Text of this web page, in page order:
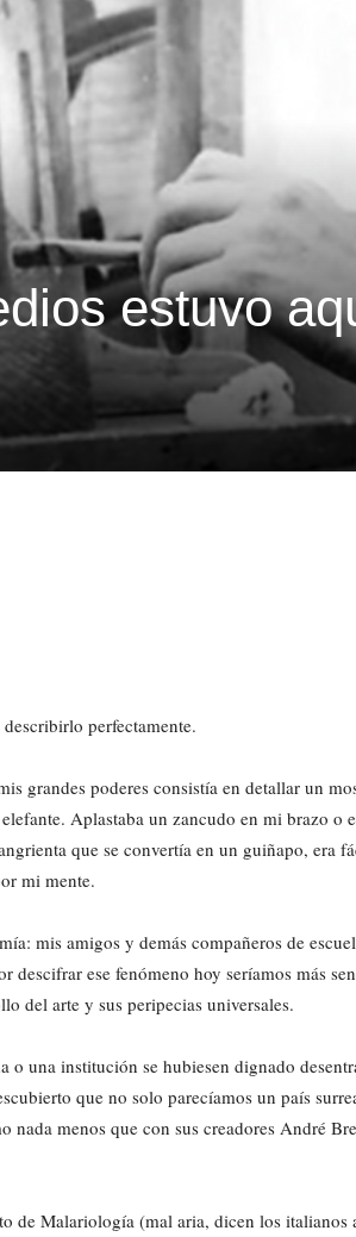
estuvo
perfectamente.
grandes poderes consistía en detallar un
Aplastaba un zancudo en mi brazo o
que se convertía en un guiñapo, era
mi mente.
mis amigos y demás compañeros de
ese fenómeno hoy seríamos más
del arte y sus peripecias universales.
o una institución se hubiesen dignado
que no solo parecíamos un país
nada menos que con sus creadores André
de Malariología (mal aria, dicen los italianos